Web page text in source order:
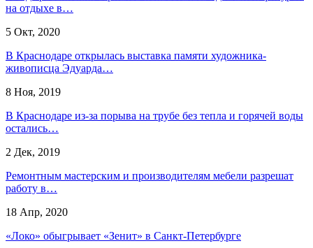
на отдыхе в…
5 Окт, 2020
В Краснодаре открылась выставка памяти художника-
живописца Эдуарда…
8 Ноя, 2019
В Краснодаре из-за порыва на трубе без тепла и горячей воды
остались…
2 Дек, 2019
Ремонтным мастерским и производителям мебели разрешат
работу в…
18 Апр, 2020
«Локо» обыгрывает «Зенит» в Санкт-Петербурге